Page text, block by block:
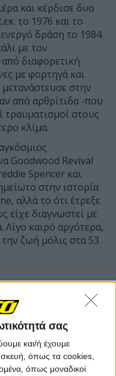
σας
και/ή έχουμε
όπως τα cookies,
όπως μοναδικοί
και κέρδισε δυο
το 1976 και το
δράση το 1984.
με τον
διαφορετική
με φορτηγά και
μετανάστευσε στην
από αρθρίτιδα -που
τραυματισμοί στους
κλίμα.
Goodwood Revival
Spencer και
στην ιστορία
αλλά το ότι έτρεξε
είχε διαγνωστεί με
Λίγο καιρό αργότερα,
ζωή μόλις στα 53